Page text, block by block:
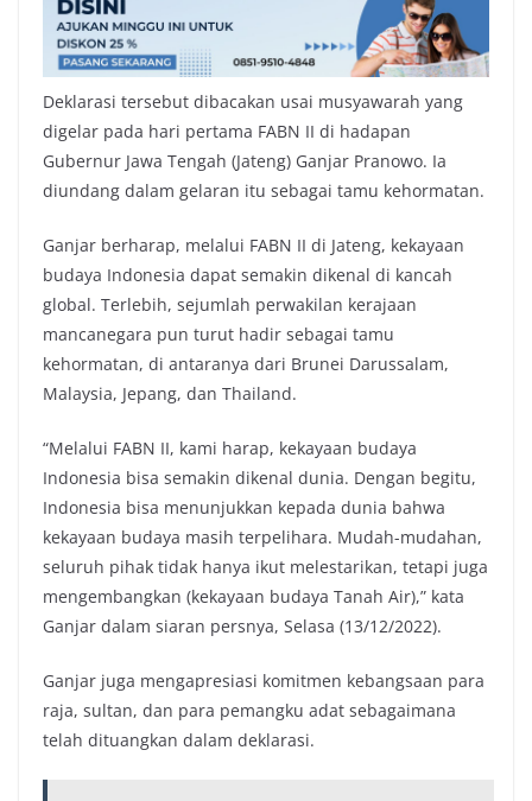
Deklarasi tersebut dibacakan usai musyawarah yang
digelar pada hari pertama FABN II di hadapan
Gubernur Jawa Tengah (Jateng) Ganjar Pranowo. Ia
diundang dalam gelaran itu sebagai tamu kehormatan.
Ganjar berharap, melalui FABN II di Jateng, kekayaan
budaya Indonesia dapat semakin dikenal di kancah
global. Terlebih, sejumlah perwakilan kerajaan
mancanegara pun turut hadir sebagai tamu
kehormatan, di antaranya dari Brunei Darussalam,
Malaysia, Jepang, dan Thailand.
“Melalui FABN II, kami harap, kekayaan budaya
Indonesia bisa semakin dikenal dunia. Dengan begitu,
Indonesia bisa menunjukkan kepada dunia bahwa
kekayaan budaya masih terpelihara. Mudah-mudahan,
seluruh pihak tidak hanya ikut melestarikan, tetapi juga
mengembangkan (kekayaan budaya Tanah Air),” kata
Ganjar dalam siaran persnya, Selasa (13/12/2022).
Ganjar juga mengapresiasi komitmen kebangsaan para
raja, sultan, dan para pemangku adat sebagaimana
telah dituangkan dalam deklarasi.